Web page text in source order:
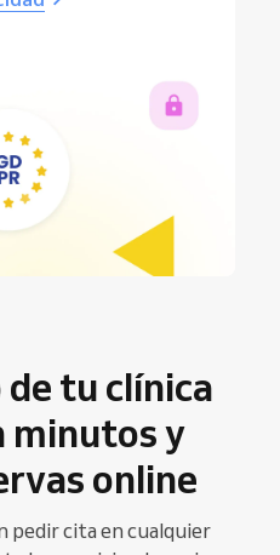
de tu clínica
minutos y
online
pedir cita en cualquier